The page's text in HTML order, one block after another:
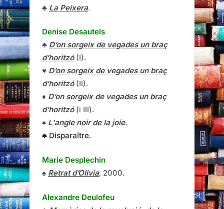
♣ La Peixera.
Denise Desautels
♣ D’on sorgeix de vegades un braç
d’horitzó(I).
♥ D’on sorgeix de vegades un braç
d’horitzó(II).
♦ D’on sorgeix de vegades un braç
d’horitzó(i III).
♠ L'angle noir de la joie.
♣ Disparaître.
Marie Desplechin
♠ Retrat d’Olivia, 2000.
Alexandre Deulofeu